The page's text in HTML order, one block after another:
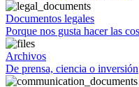
Documentos legales
Porque nos gusta hacer las
Archivos
De prensa, ciencia o inversión